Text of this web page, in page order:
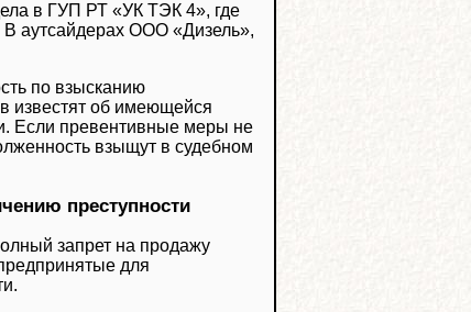
в ГУП РТ «УК ТЭК 4», где
В аутсайдерах ООО «Дизель»,
по взысканию
известят об имеющейся
Если превентивные меры не
взыщут в судебном
преступности
запрет на продажу
для